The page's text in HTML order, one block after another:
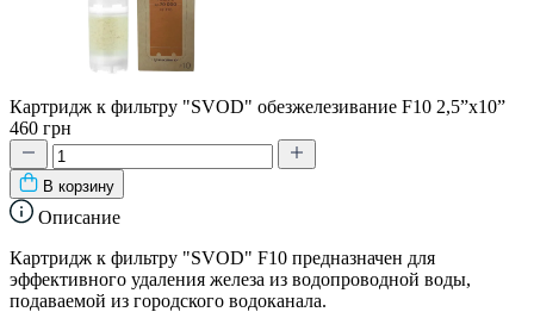
Картридж к фильтру "SVOD" обезжелезивание F10 2,5”x10”
460 грн
В корзину
Описание
Картридж к фильтру "SVOD" F10 предназначен для
эффективного удаления железа из водопроводной воды,
подаваемой из городского водоканала.